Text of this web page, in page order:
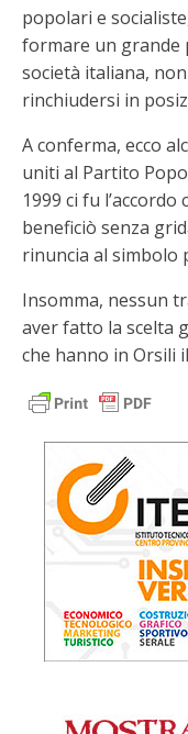
popolari e
formare un grande
società italiana,
rinchiudersi in
A conferma, ecco
uniti al Partito
1999 ci fu
beneficiò senza
rinuncia al simbolo
Insomma, nessun
aver fatto la scelta
che hanno in Orsili